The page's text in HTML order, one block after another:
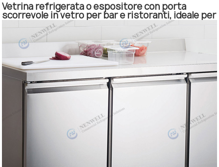
Vetrina refrigerata o espositore con porta
scorrevole in vetro per bar e ristoranti, ideale per
conservare bevande e alimenti freschi.